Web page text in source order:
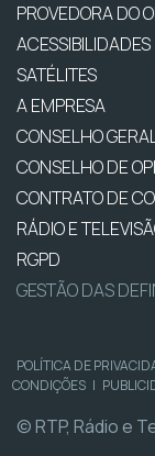
PROVEDORA DO
ACESSIBILIDADES
SATÉLITES
A EMPRESA
CONSELHO
CONSELHO DE
CONTRATO DE
RÁDIO E
RGPD
GESTÃO DAS
POLÍTICA DE
CONDIÇÕES |
© RTP, Rádio e